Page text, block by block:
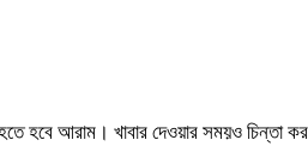
আরাম। খাবার দেওয়ার সময়ও চিন্তা